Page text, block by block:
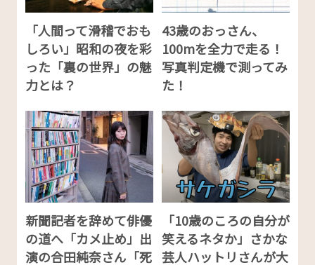
「人間って滑稽でおも
しろい」昭和の夜を彩
った「裏の世界」の魅
力とは？
43歳のおっさん、
100mを全力で走る！
写真判定機で測ってみ
た！
新聞記者を辞めて俳優
の道へ「カメ止め」出
演の合田純奈さん「死
「10歳のころの自分が
笑えるネタか」さかな
芸人ハットリさんが大